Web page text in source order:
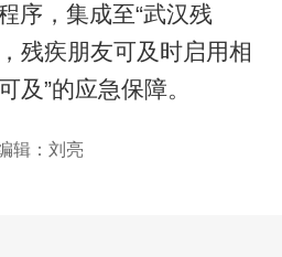
序，集成至“武汉残
残疾朋友可及时启用相
及”的应急保障。
辑：刘亮